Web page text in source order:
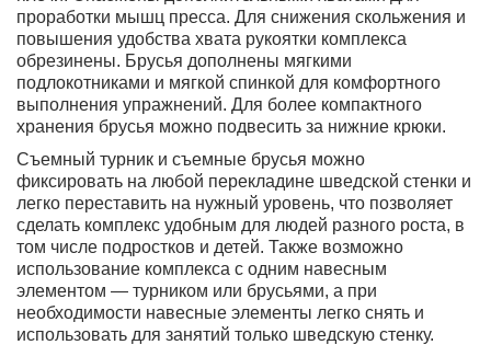
проработки мышц пресса. Для снижения скольжения и
повышения удобства хвата рукоятки комплекса
обрезинены. Брусья дополнены мягкими
подлокотниками и мягкой спинкой для комфортного
выполнения упражнений. Для более компактного
хранения брусья можно подвесить за нижние крюки.
Съемный турник и съемные брусья можно
фиксировать на любой перекладине шведской стенки и
легко переставить на нужный уровень, что позволяет
сделать комплекс удобным для людей разного роста, в
том числе подростков и детей. Также возможно
использование комплекса с одним навесным
элементом — турником или брусьями, а при
необходимости навесные элементы легко снять и
использовать для занятий только шведскую стенку.